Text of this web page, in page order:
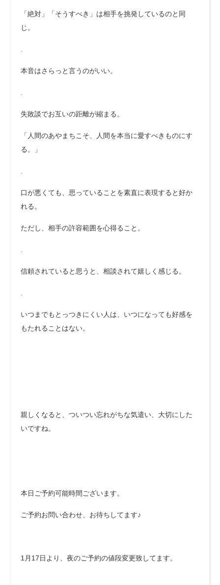
「絶対」「そうすべき」は相手を挑発しているのと同
じ。
.
本音はさらっと言うのがいい。
.
失敗談でお互いの距離が縮まる。
「人間のあやまちこそ、人間を本当に愛すべきものにす
る。」
.
口が悪くても、思っていることを素直に表現すると好か
れる。
ただし、相手の許容範囲を心得ること。
.
信頼されていると思うと、相談されて嬉しく感じる。
.
いつまでもとっつきにくい人は、いつになっても好感を
もたれることはない。
親しくなると、ついつい忘れがちな気遣い、大切にした
いですね。
本日ご予約可能時間ございます。
ご予約お問い合わせ、お待ちしてます♪
1月17日より、夜のご予約の値段変更致してます。